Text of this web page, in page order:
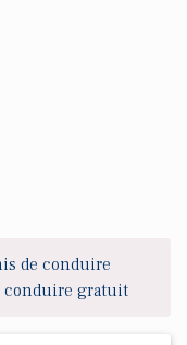
de conduire
conduire gratuit